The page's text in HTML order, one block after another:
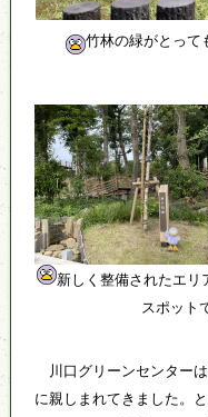
竹林の緑がとって
新しく整備されたエリ
スポット
川口グリーンセンター
に親しまれてきました。